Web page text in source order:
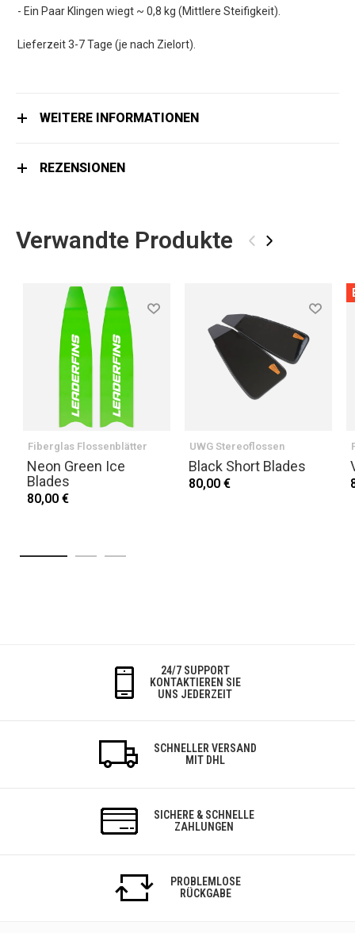
- Ein Paar Klingen wiegt ~ 0,8 kg (Mittlere Steifigkeit).
Lieferzeit 3-7 Tage (je nach Zielort).
WEITERE INFORMATIONEN
REZENSIONEN
Verwandte Produkte ‹ ›
Fiberglas Flossenblätter
Neon Green Ice
Blades
80,00 €
UWG Stereoflossen
Black Short Blades
80,00 €
24/7 SUPPORT
KONTAKTIEREN SIE
UNS JEDERZEIT
SCHNELLER VERSAND
MIT DHL
SICHERE & SCHNELLE
ZAHLUNGEN
PROBLEMLOSE
RÜCKGABE